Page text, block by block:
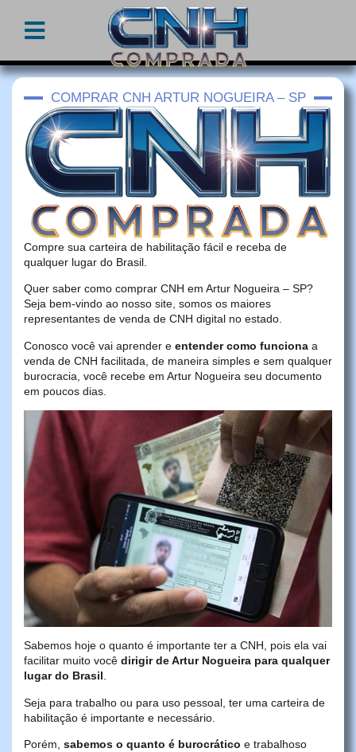
COMPRAR CNH ARTUR NOGUEIRA – SP
Compre sua carteira de habilitação fácil e receba de
qualquer lugar do Brasil.
Quer saber como comprar CNH em Artur Nogueira – SP?
Seja bem-vindo ao nosso site, somos os maiores
representantes de venda de CNH digital no estado.
Conosco você vai aprender e entender como funciona a
venda de CNH facilitada, de maneira simples e sem qualquer
burocracia, você recebe em Artur Nogueira seu documento
em poucos dias.
Sabemos hoje o quanto é importante ter a CNH, pois ela vai
facilitar muito você dirigir de Artur Nogueira para qualquer
lugar do Brasil.
Seja para trabalho ou para uso pessoal, ter uma carteira de
habilitação é importante e necessário.
Porém, sabemos o quanto é burocrático e trabalhoso